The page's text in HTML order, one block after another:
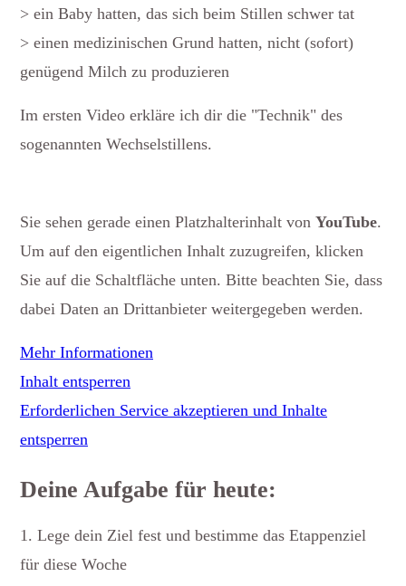
> ein Baby hatten, das sich beim Stillen schwer tat
> einen medizinischen Grund hatten, nicht (sofort)
genügend Milch zu produzieren
Im ersten Video erkläre ich dir die "Technik" des
sogenannten Wechselstillens.
Sie sehen gerade einen Platzhalterinhalt von YouTube.
Um auf den eigentlichen Inhalt zuzugreifen, klicken
Sie auf die Schaltfläche unten. Bitte beachten Sie, dass
dabei Daten an Drittanbieter weitergegeben werden.
Mehr Informationen
Inhalt entsperren
Erforderlichen Service akzeptieren und Inhalte
entsperren
Deine Aufgabe für heute:
1. Lege dein Ziel fest und bestimme das Etappenziel
für diese Woche